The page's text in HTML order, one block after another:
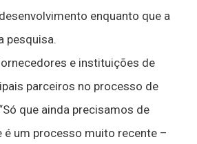
enquanto que a
pesquisa.
e instituições de
parceiros no processo de
que ainda precisamos de
é um processo muito recente –